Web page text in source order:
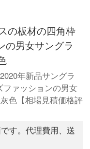
の板材の四角枠
の男女サングラ
年新品サングラ
ァッションの男女
色【相場見積価格評
す。代理費用、送